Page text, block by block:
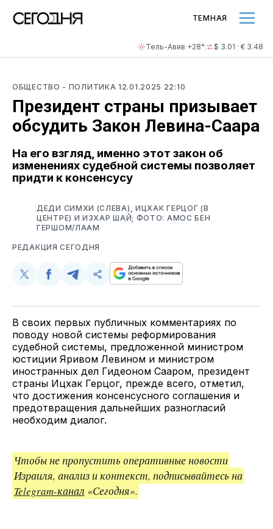
Тель-Авив +28° $ 3.01 · € 3.48
ТЕМНАЯ
ОБЩЕСТВО - ПОЛИТИКА12.01.2025 22:10
Президент страны призывает
обсудить Закон Левина-Саара
На его взгляд, именно этот закон об
изменениях судебной системы позволяет
придти к консенсусу
ДЕДИ СИМХИ (СЛЕВА), ИЦХАК ГЕРЦОГ (В
ЦЕНТРЕ) И ИЗХАР ШАЙ; ФОТО: АМОС БЕН
ГЕРШОМ/ЛААМ
РЕДАКЦИЯ СЕГОДНЯ
Поделиться
Twitter
Поделиться
Facebook
Поделиться
Telegram
Скопируйте
поделитесь
ссылкой
В своих первых публичных комментариях по
поводу новой системы реформирования
судебной системы, предложенной министром
юстиции Яривом Левином и министром
иностранных дел Гидеоном Сааром, президент
страны Ицхак Герцог, прежде всего, отметил,
что достижения консенсусного соглашения и
предотвращения дальнейших разногласий
необходим диалог.
Чтобы не пропустить оперативные новости
Израиля, анализ и контекст, подписывайтесь на
Telegram-канал «Сегодня».